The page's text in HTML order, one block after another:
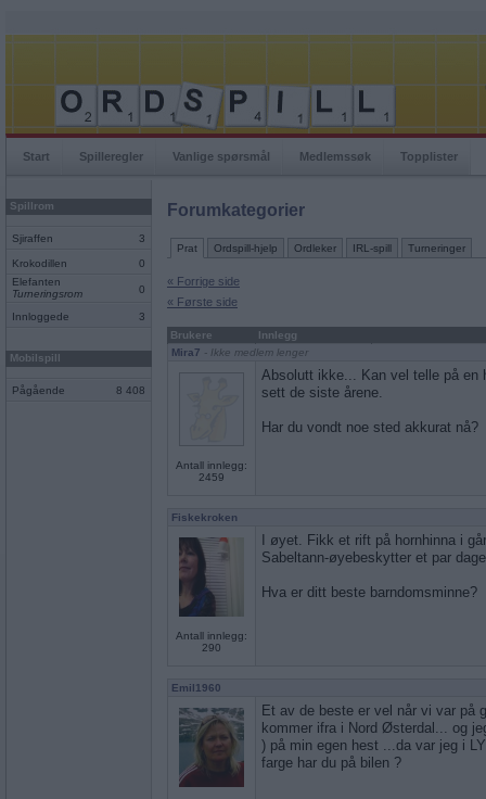
Start Spilleregler Vanlige spørsmål Medlemssøk Topplister
Spillrom
Sjiraffen 3
Krokodillen
0
Elefanten
Turneringsrom
0
Innloggede 3
Mobilspill
Pågående 8 408
Forumkategorier
Prat Ordspill-hjelp Ordleker IRL-spill Turneringer
« Forrige side
« Første side
Brukere
Innlegg
Mira7 - Ikke medlem lenger
Antall innlegg:
2459
Absolutt ikke... Kan vel telle på en
sett de siste årene.
Har du vondt noe sted akkurat nå?
Fiskekroken
Antall innlegg:
290
I øyet. Fikk et rift på hornhinna i
Sabeltann-øyebeskytter et par
Hva er ditt beste barndomsminne?
Emil1960
Et av de beste er vel når vi var på
kommer ifra i Nord Østerdal... og
) på min egen hest ...da var jeg i
farge har du på bilen ?